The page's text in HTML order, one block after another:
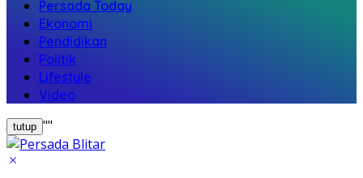
Persada Today
Ekonomi
Pendidikan
Politik
Lifestyle
Video
tutup ""